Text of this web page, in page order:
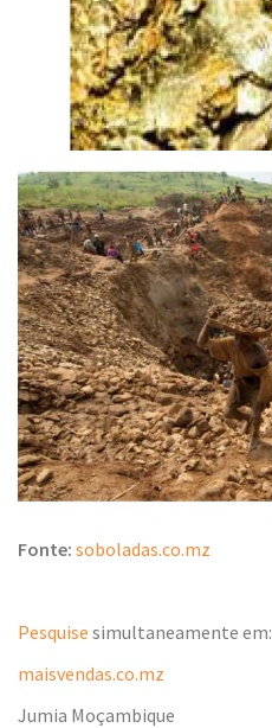
Fonte: soboladas.co.mz
Pesquise simultaneamente em:
maisvendas.co.mz
Jumia Moçambique